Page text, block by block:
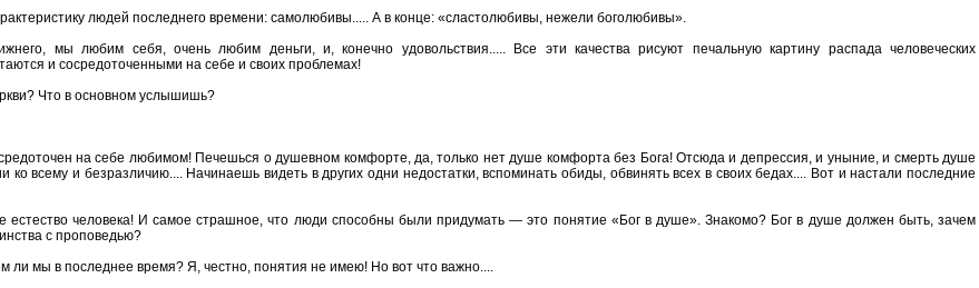
людей последнего времени: самолюбивы..... А в конце: «сластолюбивы, нежели боголюбивы».
мы любим себя, очень любим деньги, и, конечно удовольствия..... Все эти качества рисуют печальную картину распада человеческих
и сосредоточенными на себе и своих проблемах!
Что в основном услышишь?
на себе любимом! Печешься о душевном комфорте, да, только нет душе комфорта без Бога! Отсюда и депрессия, и уныние, и смерть душе
ко всему и безразличию.... Начинаешь видеть в других одни недостатки, вспоминать обиды, обвинять всех в своих бедах.... Вот и настали последние
естество человека! И самое страшное, что люди способны были придумать — это понятие «Бог в душе». Знакомо? Бог в душе должен быть, зачем
с проповедью?
ли мы в последнее время? Я, честно, понятия не имею! Но вот что важно....